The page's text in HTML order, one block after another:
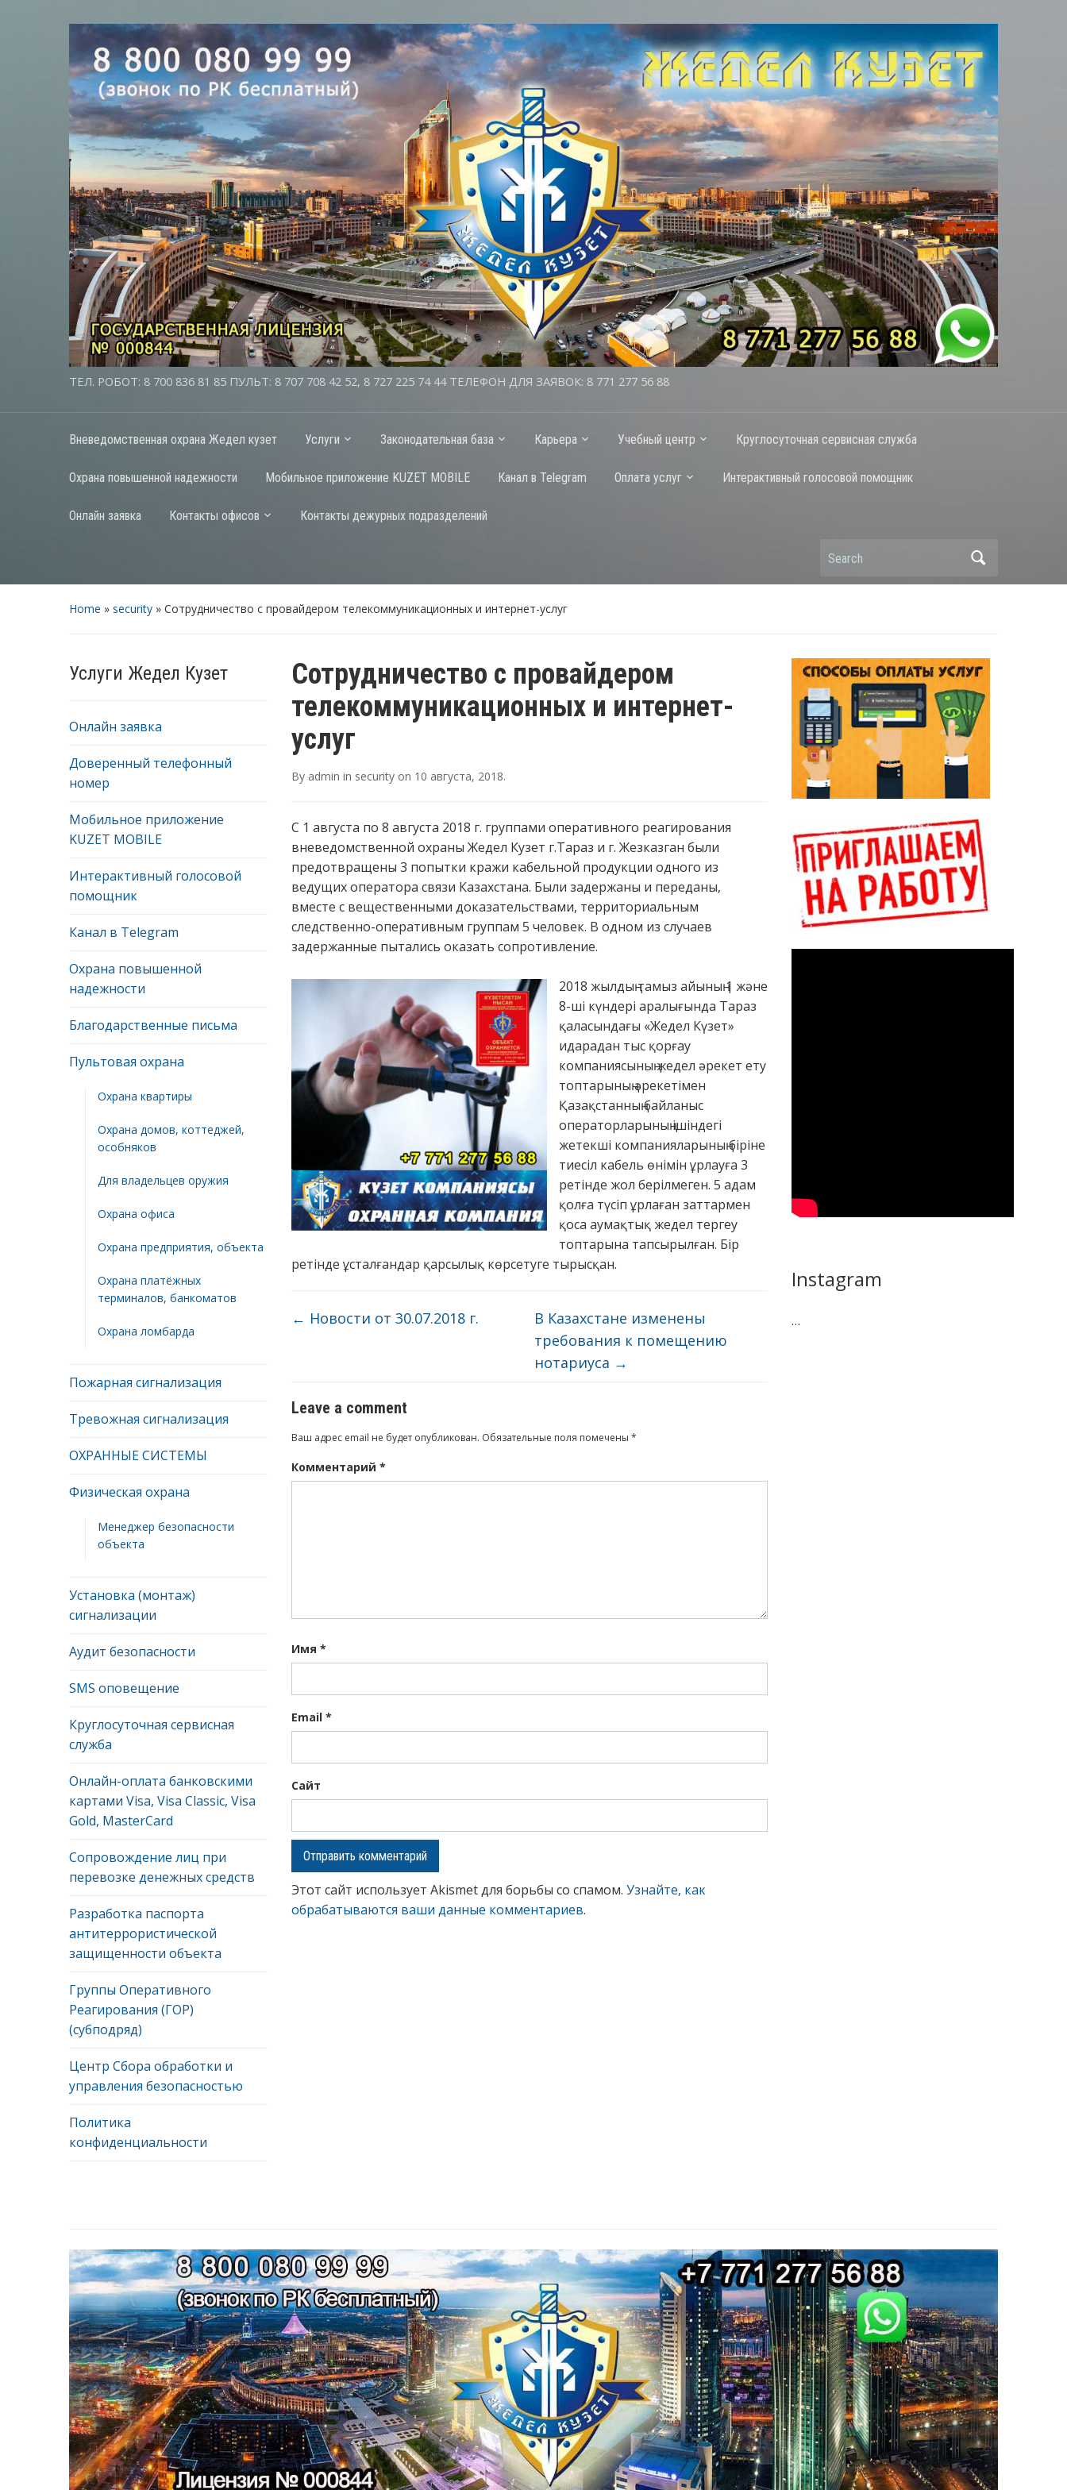
ТЕЛ. РОБОТ: 8 700 836 81 85 ПУЛЬТ: 8 707 708 42 52, 8 727 225 74 44 ТЕЛЕФОН ДЛЯ ЗАЯВОК: 8 771 277 56 88
Вневедомственная охрана Жедел кузет Услуги Законодательная база Карьера Учебный центр Круглосуточная сервисная служба
Охрана повышенной надежности Мобильное приложение KUZET MOBILE Канал в Telegram Оплата услуг Интерактивный голосовой помощник
Онлайн заявка Контакты офисов Контакты дежурных подразделений
Search
Home » security » Сотрудничество с провайдером телекоммуникационных и интернет-услуг
Услуги Жедел Кузет
Онлайн заявка
Доверенный телефонный
номер
Мобильное приложение
KUZET MOBILE
Интерактивный голосовой
помощник
Канал в Telegram
Охрана повышенной
надежности
Благодарственные письма
Пультовая охрана
Охрана квартиры
Охрана домов, коттеджей,
особняков
Для владельцев оружия
Охрана офиса
Охрана предприятия, объекта
Охрана платёжных
терминалов, банкоматов
Охрана ломбарда
Пожарная сигнализация
Тревожная сигнализация
ОХРАННЫЕ СИСТЕМЫ
Физическая охрана
Менеджер безопасности
объекта
Установка (монтаж)
сигнализации
Аудит безопасности
SMS оповещение
Круглосуточная сервисная
служба
Онлайн-оплата банковскими
картами Visa, Visa Classic, Visa
Gold, MasterCard
Сопровождение лиц при
перевозке денежных средств
Разработка паспорта
антитеррористической
защищенности объекта
Группы Оперативного
Реагирования (ГОР)
(субподряд)
Центр Сбора обработки и
управления безопасностью
Политика
конфиденциальности
Сотрудничество с провайдером
телекоммуникационных и интернет-
услуг
By admin in security on 10 августа, 2018.
C 1 августа по 8 августа 2018 г. группами оперативного реагирования
вневедомственной охраны Жедел Кузет г.Тараз и г. Жезказган были
предотвращены 3 попытки кражи кабельной продукции одного из
ведущих оператора связи Казахстана. Были задержаны и переданы,
вместе с вещественными доказательствами, территориальным
следственно-оперативным группам 5 человек. В одном из случаев
задержанные пытались оказать сопротивление.
2018 жылдың тамыз айының 1 және
8-ші күндері аралығында Тараз
қаласындағы «Жедел Күзет»
идарадан тыс қорғау
компаниясының жедел әрекет ету
топтарының әрекетімен
Қазақстанның байланыс
операторларының ішіндегі
жетекші компанияларының біріне
тиесіл кабель өнімін ұрлауға 3
ретінде жол берілмеген. 5 адам
қолға түсіп ұрлаған заттармен
қоса аумақтық жедел тергеу
топтарына тапсырылған. Бір
ретінде ұсталғандар қарсылық көрсетуге тырысқан.
← Новости от 30.07.2018 г.
В Казахстане изменены
требования к помещению
нотариуса →
Leave a comment
Ваш адрес email не будет опубликован. Обязательные поля помечены *
Комментарий *
Имя *
Email *
Сайт
Этот сайт использует Akismet для борьбы со спамом. Узнайте, как
обрабатываются ваши данные комментариев.
Instagram
…